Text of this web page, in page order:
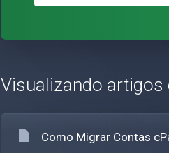
Visualizando artigos
Como Migrar Contas